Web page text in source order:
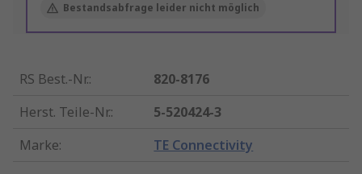
Bestandsabfrage leider nicht möglich
RS Best.-Nr.:
820-8176
Herst. Teile-Nr.:
5-520424-3
Marke: TE Connectivity